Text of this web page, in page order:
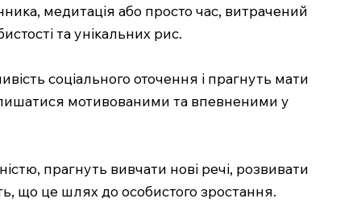
медитація або просто час, витрачений
та унікальних рис.
соціального оточення і прагнуть мати
мотивованими та впевненими у
прагнуть вивчати нові речі, розвивати
що це шлях до особистого зростання.